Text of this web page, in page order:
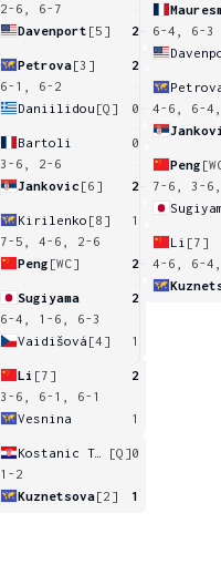
2-6, 6-7
Davenport [5] 2
Petrova[3]
2
6-1, 6-2
Daniilidou [Q] 0
Bartoli
0
3-6, 2-6
Jankovic [6] 2
Kirilenko [8]
1
7-5, 4-6, 2-6
Peng [WC] 2
Sugiyama
2
6-4, 1-6, 6-3
Vaidišová [4] 1
Li [7]
2
3-6, 6-1, 6-1
Vesnina
1
[Q]0
1-2
Kuznetsova[2] 1
6-4, 6-3
4-6, 6-
Peng
7-6, 3-
Li [7]
4-6, 6-